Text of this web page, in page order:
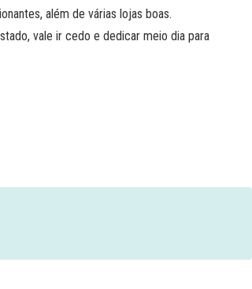
além de várias lojas boas.
vale ir cedo e dedicar meio dia para